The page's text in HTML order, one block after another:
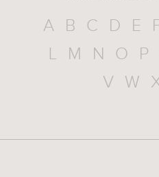
A B C D E
L
M N O P
V
W